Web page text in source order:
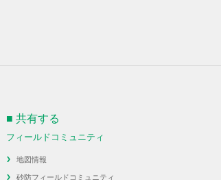
■ 共有する
フィールドコミュニティ
地図情報
砂防フィールドコミュニティ